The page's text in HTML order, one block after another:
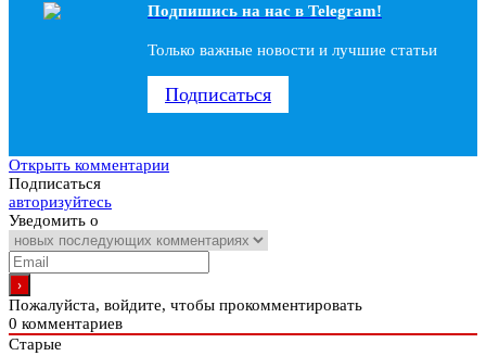
Подпишись на наc в Telegram!
Только важные новости и лучшие статьи
Подписаться
Открыть комментарии
Подписаться
авторизуйтесь
Уведомить о
Пожалуйста, войдите, чтобы прокомментировать
0 комментариев
Старые